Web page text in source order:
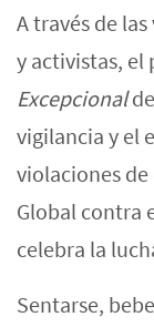
A través de
y activistas, el
Excepcional
vigilancia y el
violaciones de
Global contra
celebra la
Sentarse,